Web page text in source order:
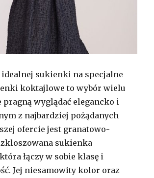
idealnej sukienki na specjalne
koktajlowe to wybór wielu
wyglądać elegancko i
z najbardziej pożądanych
ofercie jest granatowo-
sukienka
łączy w sobie klasę i
Jej niesamowity kolor oraz